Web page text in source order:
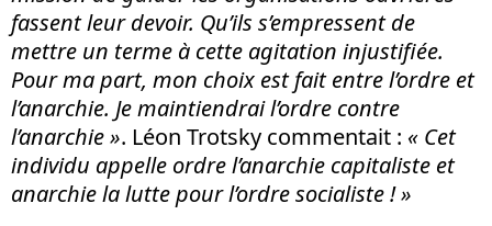
fassent leur devoir. Qu’ils s’empressent de
mettre un terme à cette agitation injustifiée.
Pour ma part, mon choix est fait entre l’ordre et
l’anarchie. Je maintiendrai l’ordre contre
l’anarchie ». Léon Trotsky commentait : « Cet
individu appelle ordre l’anarchie capitaliste et
anarchie la lutte pour l’ordre socialiste ! »